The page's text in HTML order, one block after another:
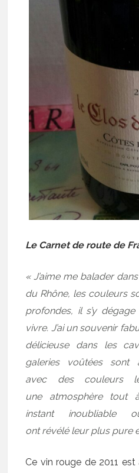
Le Carnet de route de
« J’aime me balader
du Rhône, les couleurs
profondes, il s’y
vivre. J’ai un souvenir
délicieuse dans les
galeries voûtées sont
avec des couleurs
une atmosphère tout
instant
ont révélé leur plus pure
Ce vin rouge de 2011